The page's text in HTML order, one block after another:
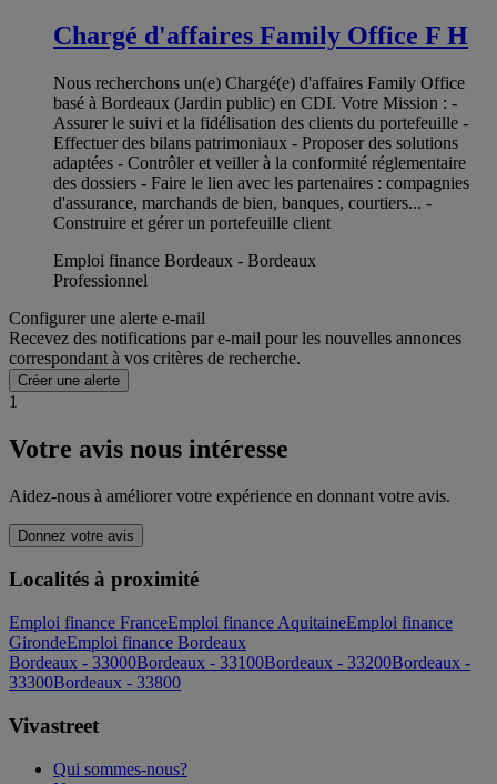
Chargé d'affaires Family Office F H
Nous recherchons un(e) Chargé(e) d'affaires Family Office
basé à Bordeaux (Jardin public) en CDI. Votre Mission : -
Assurer le suivi et la fidélisation des clients du portefeuille -
Effectuer des bilans patrimoniaux - Proposer des solutions
adaptées - Contrôler et veiller à la conformité réglementaire
des dossiers - Faire le lien avec les partenaires : compagnies
d'assurance, marchands de bien, banques, courtiers... -
Construire et gérer un portefeuille client
Emploi finance Bordeaux - Bordeaux
Professionnel
Configurer une alerte e-mail
Recevez des notifications par e-mail pour les nouvelles annonces
correspondant à vos critères de recherche.
Créer une alerte
1
Votre avis nous intéresse
Aidez-nous à améliorer votre expérience en donnant votre avis.
Donnez votre avis
Localités à proximité
Emploi finance FranceEmploi finance AquitaineEmploi finance
GirondeEmploi finance Bordeaux
Bordeaux - 33000Bordeaux - 33100Bordeaux - 33200Bordeaux -
33300Bordeaux - 33800
Vivastreet
Qui sommes-nous?